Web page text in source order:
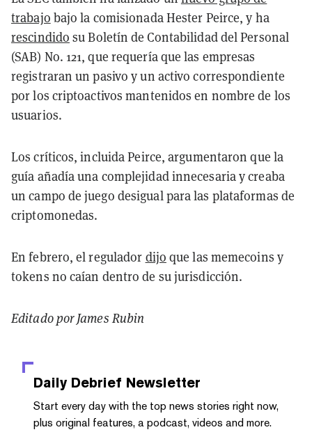
trabajo bajo la comisionada Hester Peirce, y ha
rescindido su Boletín de Contabilidad del Personal
(SAB) No. 121, que requería que las empresas
registraran un pasivo y un activo correspondiente
por los criptoactivos mantenidos en nombre de los
usuarios.
Los críticos, incluida Peirce, argumentaron que la
guía añadía una complejidad innecesaria y creaba
un campo de juego desigual para las plataformas de
criptomonedas.
En febrero, el regulador dijo que las memecoins y
tokens no caían dentro de su jurisdicción.
Editado por James Rubin
Daily Debrief Newsletter
Start every day with the top news stories right now,
plus original features, a podcast, videos and more.